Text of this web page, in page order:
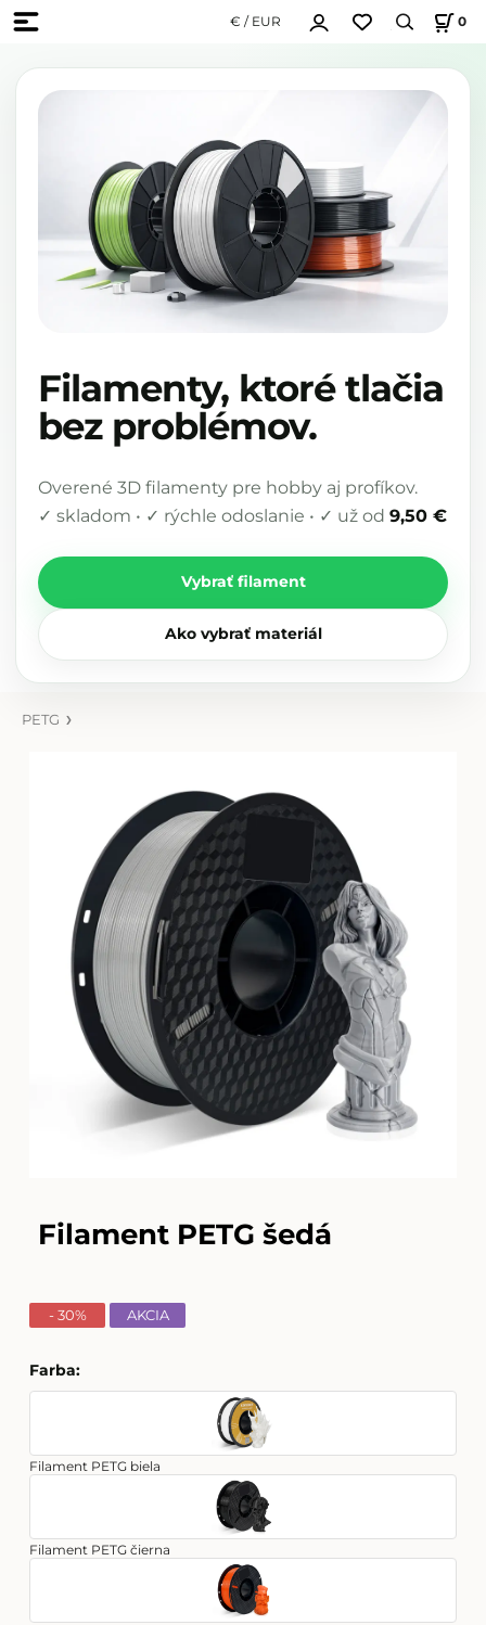
€ / EUR 0
Filamenty, ktoré tlačia
bez problémov.
Overené 3D filamenty pre hobby aj profíkov.
✓ skladom • ✓ rýchle odoslanie • ✓ už od 9,50 €
Vybrať filament
Ako vybrať materiál
PETG
Filament PETG šedá
- 30% AKCIA
Farba:
Filament PETG biela
Filament PETG čierna